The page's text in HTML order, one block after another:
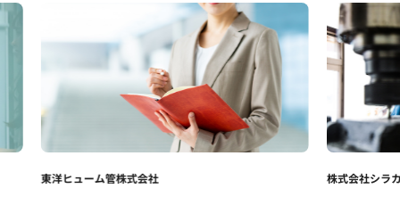
東洋ヒューム管株式会社 株式会社シラカワ